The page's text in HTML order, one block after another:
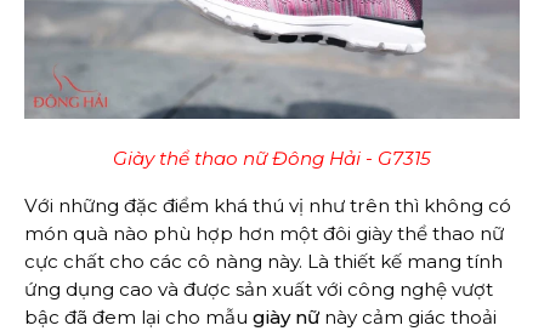
Giày thể thao nữ Đông Hải - G7315
Với những đặc điểm khá thú vị như trên thì không có
món quà nào phù hợp hơn một đôi giày thể thao nữ
cực chất cho các cô nàng này. Là thiết kế mang tính
ứng dụng cao và được sản xuất với công nghệ vượt
bậc đã đem lại cho mẫu giày nữnày cảm giác thoải